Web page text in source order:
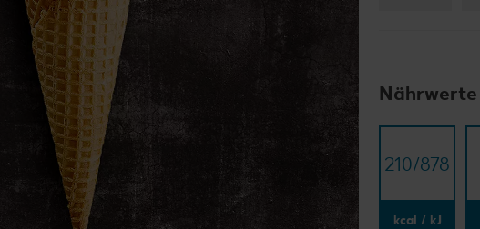
Nährwerte
210/​878
kcal / kJ